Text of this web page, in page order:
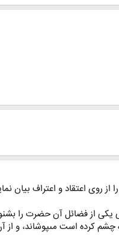
اعتقاد و اعتراف بيان
از فضائل آن حضرت را
چشم كرده است مى‏پوشاند، و از